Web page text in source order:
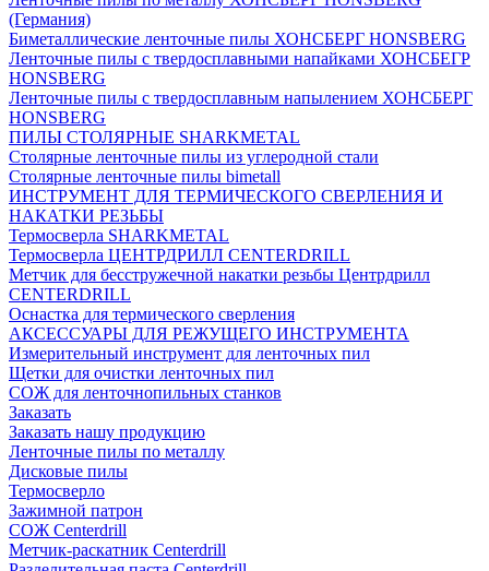
(Германия)
Биметаллические ленточные пилы ХОНСБЕРГ HONSBERG
Ленточные пилы с твердосплавными напайками ХОНСБЕГР
HONSBERG
Ленточные пилы с твердосплавным напылением ХОНСБЕРГ
HONSBERG
ПИЛЫ СТОЛЯРНЫЕ SHARKMETAL
Столярные ленточные пилы из углеродной стали
Столярные ленточные пилы bimetall
ИНСТРУМЕНТ ДЛЯ ТЕРМИЧЕСКОГО СВЕРЛЕНИЯ И
НАКАТКИ РЕЗЬБЫ
Термосверла SHARKMETAL
Термосверла ЦЕНТРДРИЛЛ CENTERDRILL
Метчик для бесстружечной накатки резьбы Центрдрилл
CENTERDRILL
Оснастка для термического сверления
АКСЕССУАРЫ ДЛЯ РЕЖУЩЕГО ИНСТРУМЕНТА
Измерительный инструмент для ленточных пил
Щетки для очистки ленточных пил
СОЖ для ленточнопильных станков
Заказать
Заказать нашу продукцию
Ленточные пилы по металлу
Дисковые пилы
Термосверло
Зажимной патрон
СОЖ Centerdrill
Метчик-раскатник Centerdrill